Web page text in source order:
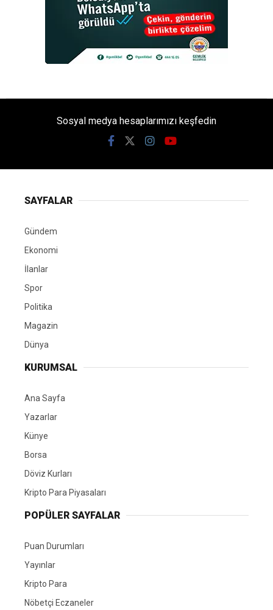
Sosyal medya hesaplarımızı keşfedin
SAYFALAR
Gündem
Ekonomi
İlanlar
Spor
Politika
Magazin
Dünya
KURUMSAL
Ana Sayfa
Yazarlar
Künye
Borsa
Döviz Kurları
Kripto Para Piyasaları
POPÜLER SAYFALAR
Puan Durumları
Yayınlar
Kripto Para
Nöbetçi Eczaneler